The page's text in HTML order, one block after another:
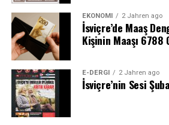
EKONOMI 2 Jahren ago
İsviçre’de Maaş
Kişinin Maaşı 6788
E-DERGI 2 Jahren ago
İsviçre’nin Sesi